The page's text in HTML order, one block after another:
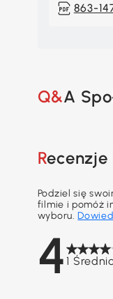
863-
Q&A
41
Podziel się
filmie i pomóż
wyboru.